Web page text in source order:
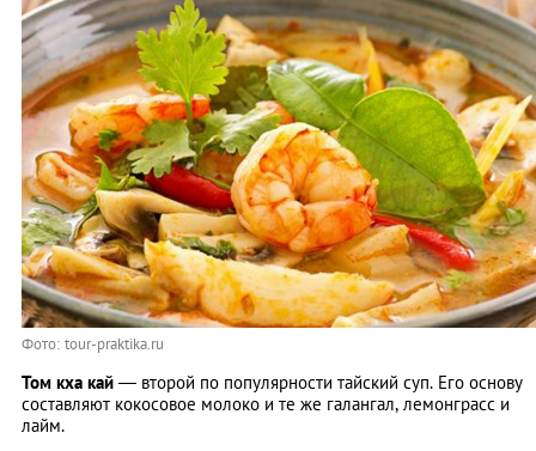
Фото: tour-praktika.ru
Том кха кай ― второй по популярности тайский суп. Его основу
составляют кокосовое молоко и те же галангал, лемонграсс и
лайм.